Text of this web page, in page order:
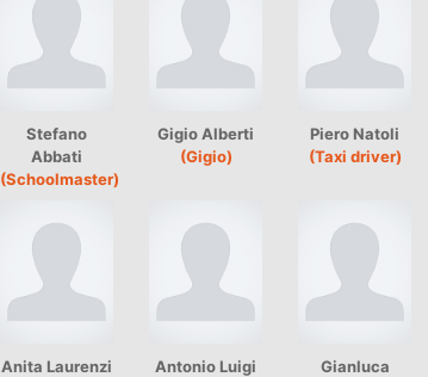
Stefano
Abbati
(Schoolmaster)
Gigio Alberti
(Gigio)
Piero Natoli
(Taxi driver)
Anita Laurenzi
Antonio Luigi
Gianluca